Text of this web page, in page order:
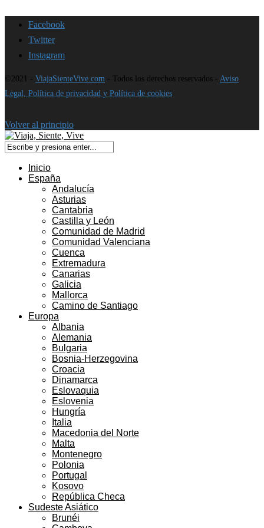
Facebook
Twitter
Instagram
©2021 - ViajaSienteVive.com - Todos los derechos reservados - Aviso
Legal, Política de privacidad y Política de cookies
Volver al principio
Inicio
España
Andalucía
Asturias
Cantabria
Castilla y León
Comunidad de Madrid
Comunidad Valenciana
Cuenca
Extremadura
Canarias
Galicia
Mallorca
Camino de Santiago
Europa
Albania
Alemania
Bulgaria
Bosnia-Herzegovina
Croacia
Dinamarca
Eslovaquia
Eslovenia
Hungría
Italia
Macedonia del Norte
Malta
Montenegro
Polonia
Portugal
Kosovo
República Checa
Sudeste Asiático
Brunéi